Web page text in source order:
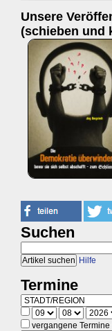
Unsere
(schieben und
Suchen
Hilfe
Termine
vergangene